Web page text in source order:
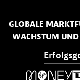
GLOBALE
WACHSTUM